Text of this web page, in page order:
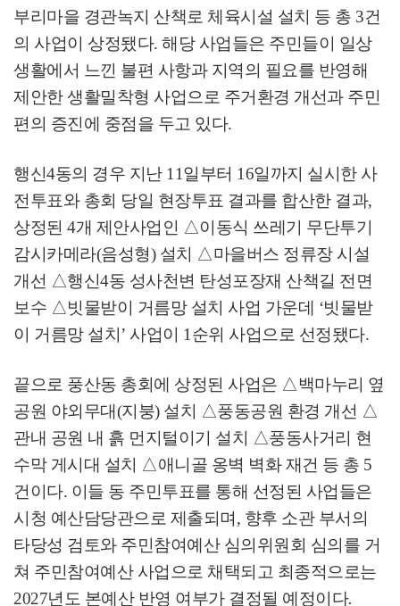
부리마을 경관녹지 산책로 체육시설 설치 등 총 3건
의 사업이 상정됐다. 해당 사업들은 주민들이 일상
생활에서 느낀 불편 사항과 지역의 필요를 반영해
제안한 생활밀착형 사업으로 주거환경 개선과 주민
편의 증진에 중점을 두고 있다.
행신4동의 경우 지난 11일부터 16일까지 실시한 사
전투표와 총회 당일 현장투표 결과를 합산한 결과,
상정된 4개 제안사업인 △이동식 쓰레기 무단투기
감시카메라(음성형) 설치 △마을버스 정류장 시설
개선 △행신4동 성사천변 탄성포장재 산책길 전면
보수 △빗물받이 거름망 설치 사업 가운데 ‘빗물받
이 거름망 설치’ 사업이 1 순위 사업으로 선정됐다.
끝으로 풍산동 총회에 상정된 사업은 △ 백마누리 옆
공원 야외무대(지붕) 설치 △풍동공원 환경 개선 △
관내 공원 내 흙 먼지털이기 설치 △풍동사거리 현
수막 게시대 설치 △애니골 옹벽 벽화 재건 등 총 5
건이다. 이들 동 주민투표를 통해 선정된 사업들은
시청 예산담당관으로 제출되며, 향후 소관 부서의
타당성 검토와 주민참여예산 심의위원회 심의를 거
쳐 주민참여예산 사업으로 채택되고 최종적으로는
2027년도 본예산 반영 여부가 결정될 예정이다.